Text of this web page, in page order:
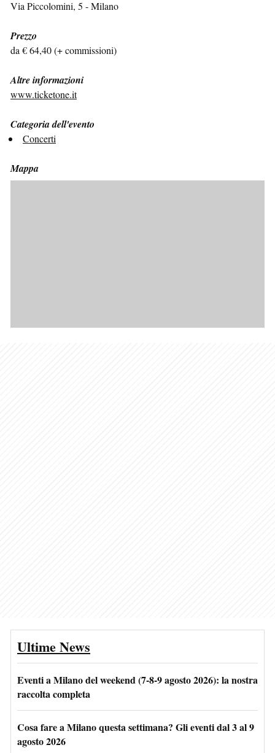
Via Piccolomini, 5 - Milano
Prezzo
da € 64,40 (+ commissioni)
Altre informazioni
www.ticketone.it
Categoria dell'evento
Concerti
Mappa
Ultime News
Eventi a Milano del weekend (7-8-9 agosto 2026): la nostra
raccolta completa
Cosa fare a Milano questa settimana? Gli eventi dal 3 al 9
agosto 2026